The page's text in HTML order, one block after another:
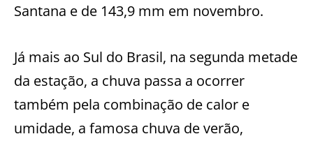
Santana e de 143,9 mm em novembro.
Já mais ao Sul do Brasil, na segunda metade
da estação, a chuva passa a ocorrer
também pela combinação de calor e
umidade, a famosa chuva de verão,